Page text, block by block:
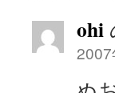
ohi